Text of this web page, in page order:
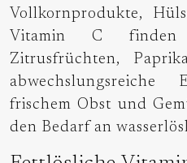
Vollkornprodukte,
Vitamin C
Zitrusfrüchten,
frischem Obst und
den Bedarf an